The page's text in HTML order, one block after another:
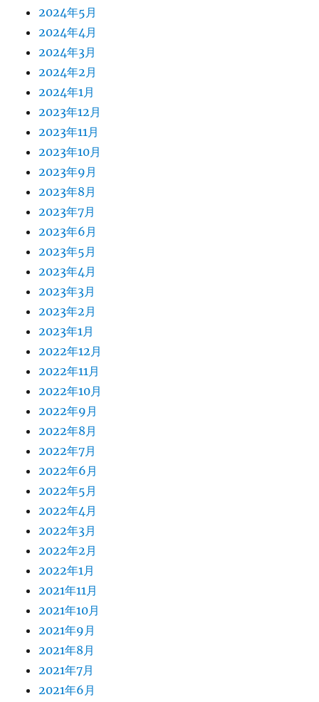
2024年5月
2024年4月
2024年3月
2024年2月
2024年1月
2023年12月
2023年11月
2023年10月
2023年9月
2023年8月
2023年7月
2023年6月
2023年5月
2023年4月
2023年3月
2023年2月
2023年1月
2022年12月
2022年11月
2022年10月
2022年9月
2022年8月
2022年7月
2022年6月
2022年5月
2022年4月
2022年3月
2022年2月
2022年1月
2021年11月
2021年10月
2021年9月
2021年8月
2021年7月
2021年6月